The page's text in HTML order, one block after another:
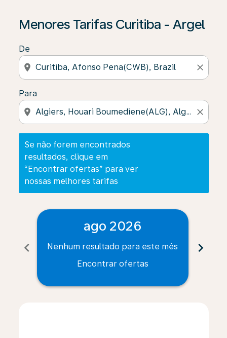
Menores Tarifas Curitiba - Argel
De
location_on close
Para
location_on close
Se não forem encontrados
resultados, clique em
“Encontrar ofertas” para ver
nossas melhores tarifas
Se não forem encontrados resultados, clique em
chevron_left
ago 2026
Nenhum resultado para este mês
Encontrar ofertas
chevron_right